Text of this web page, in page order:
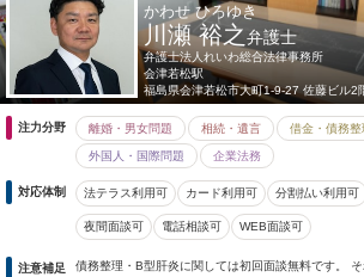
かわせ ひろゆき
川瀬 裕之弁護士
弁護士法人れいわ総合法律事務所
会津若松駅
福島県会津若松市大町1-9-27 佐藤ビル2
注力分野 離婚・男女問題 相続・遺言 借金・債務整
外国人・国際問題 企業法務
対応体制 法テラス利用可 カード利用可 分割払い利用可
夜間面談可 電話相談可 WEB面談可
注意補足
債務整理・B型肝炎に関しては初回面談無料です。